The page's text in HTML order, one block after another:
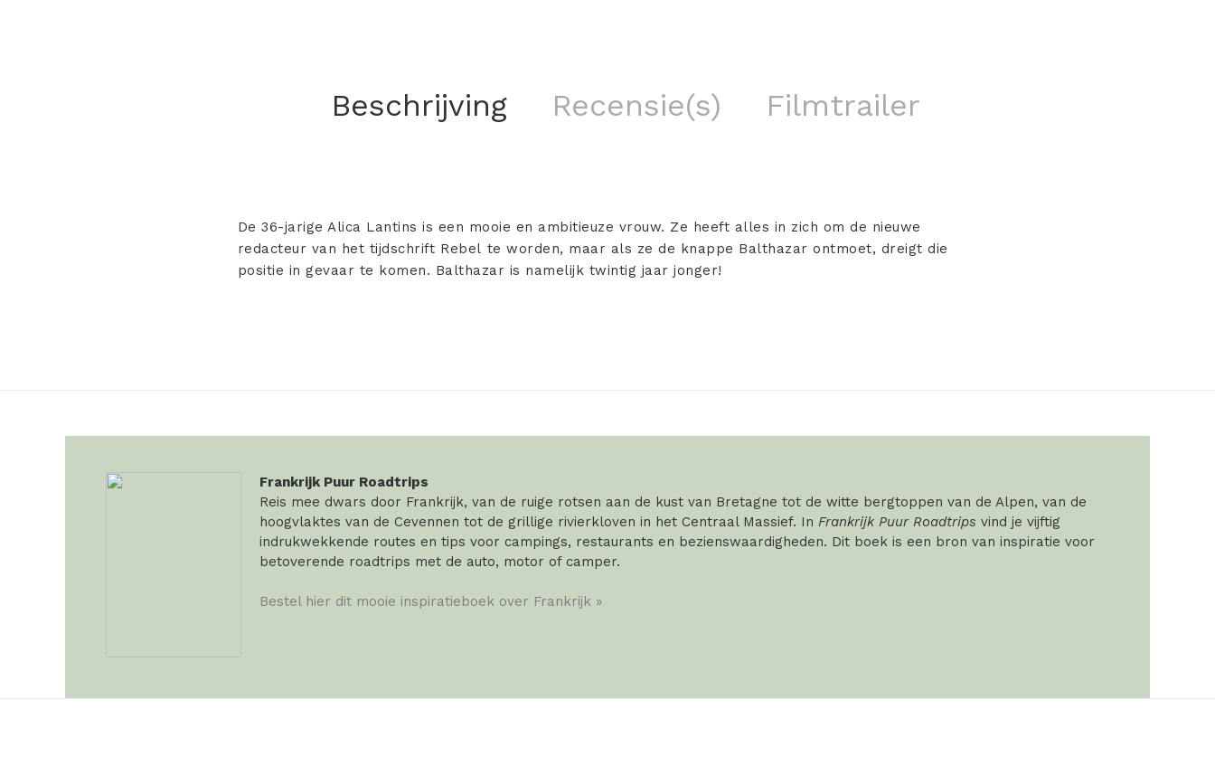
Beschrijving Recensie(s) Filmtrailer
De 36-jarige Alica Lantins is een mooie en ambitieuze vrouw. Ze heeft alles in zich om de nieuwe
redacteur van het tijdschrift Rebel te worden, maar als ze de knappe Balthazar ontmoet, dreigt die
positie in gevaar te komen. Balthazar is namelijk twintig jaar jonger!
Frankrijk Puur Roadtrips
Reis mee dwars door Frankrijk, van de ruige rotsen aan de kust van Bretagne tot de witte bergtoppen van de Alpen, van de
hoogvlaktes van de Cevennen tot de grillige rivierkloven in het Centraal Massief. In Frankrijk Puur Roadtrips vind je vijftig
indrukwekkende routes en tips voor campings, restaurants en bezienswaardigheden. Dit boek is een bron van inspiratie voor
betoverende roadtrips met de auto, motor of camper.
Bestel hier dit mooie inspiratieboek over Frankrijk »